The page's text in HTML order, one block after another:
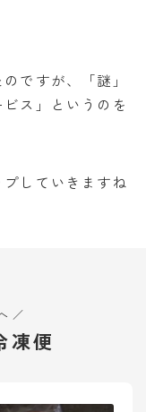
ですが、「謎」
ス」というのを
していきますね
／
凍便